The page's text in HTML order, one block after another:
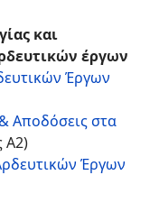
και
έργων
Έργων
Αποδόσεις στα
Α2)
Έργων